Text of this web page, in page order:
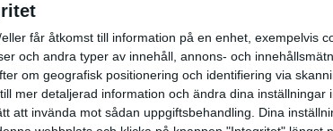
får åtkomst till information på en enhet, exempelvis
och andra typer av innehåll, annons- och
om geografisk positionering och identifiering via
mer detaljerad information och ändra dina inställningar
att invända mot sådan uppgiftsbehandling. Dina
nyhetstips?
info@foretagande.se